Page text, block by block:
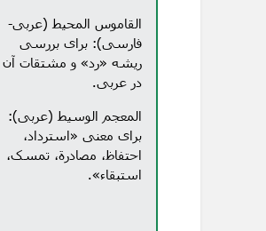
القاموس المحیط (عربی-
فارسی): برای بررسی
ریشه «رد» و مشتقات آن
در عربی.
المعجم الوسیط (عربی):
برای معنی «استرداد،
احتفاظ، مصادرة، تمسک،
استبقاء».